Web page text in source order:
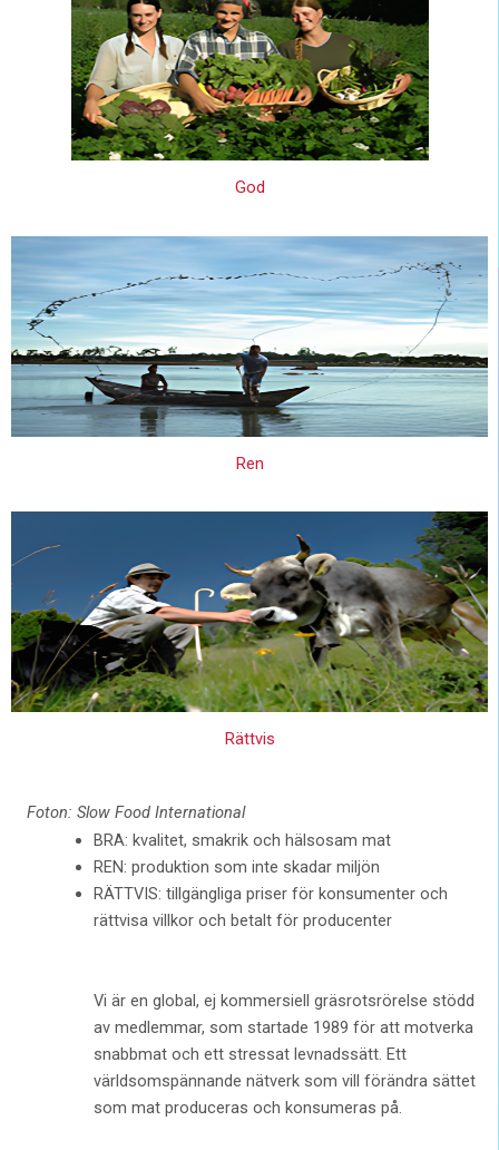
God
Ren
Rättvis
Foton: Slow Food International
BRA: kvalitet, smakrik och hälsosam mat
REN: produktion som inte skadar miljön
RÄTTVIS: tillgängliga priser för konsumenter och
rättvisa villkor och betalt för producenter
Vi är en global, ej kommersiell gräsrotsrörelse stödd
av medlemmar, som startade 1989 för att motverka
snabbmat och ett stressat levnadssätt. Ett
världsomspännande nätverk som vill förändra sättet
som mat produceras och konsumeras på.